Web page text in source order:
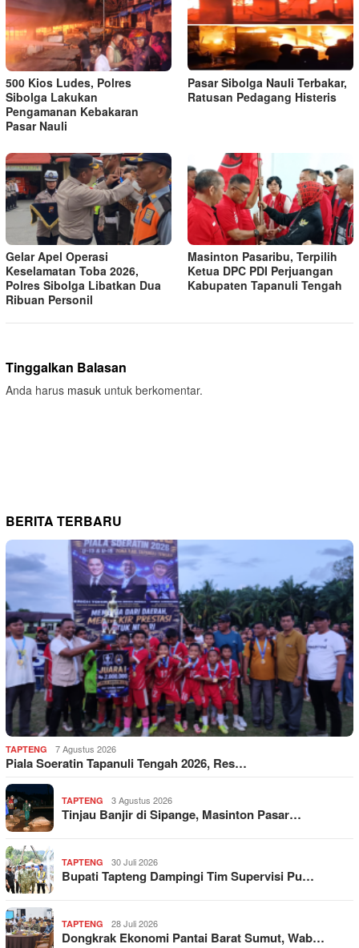
500 Kios Ludes, Polres
Sibolga Lakukan
Pengamanan Kebakaran
Pasar Nauli
Pasar Sibolga Nauli Terbakar,
Ratusan Pedagang Histeris
Gelar Apel Operasi
Keselamatan Toba 2026,
Polres Sibolga Libatkan Dua
Ribuan Personil
Masinton Pasaribu, Terpilih
Ketua DPC PDI Perjuangan
Kabupaten Tapanuli Tengah
Tinggalkan Balasan
Anda harus masuk untuk berkomentar.
BERITA TERBARU
TAPTENG 7 Agustus 2026
Piala Soeratin Tapanuli Tengah 2026, Res…
TAPTENG 3 Agustus 2026
Tinjau Banjir di Sipange, Masinton Pasar…
TAPTENG 30 Juli 2026
Bupati Tapteng Dampingi Tim Supervisi Pu…
TAPTENG 28 Juli 2026
Dongkrak Ekonomi Pantai Barat Sumut, Wab…